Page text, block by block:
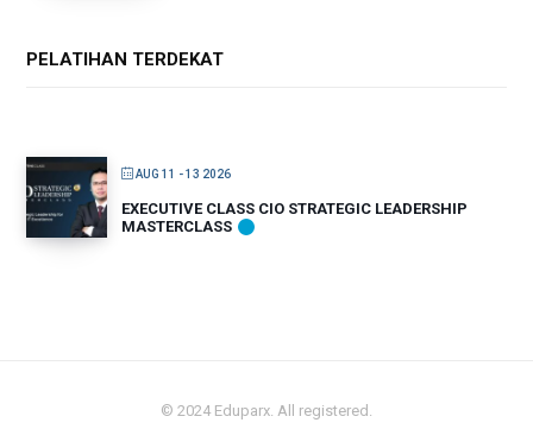
PELATIHAN TERDEKAT
AUG 11 - 13 2026
EXECUTIVE CLASS CIO STRATEGIC LEADERSHIP
MASTERCLASS
© 2024 Eduparx. All registered.